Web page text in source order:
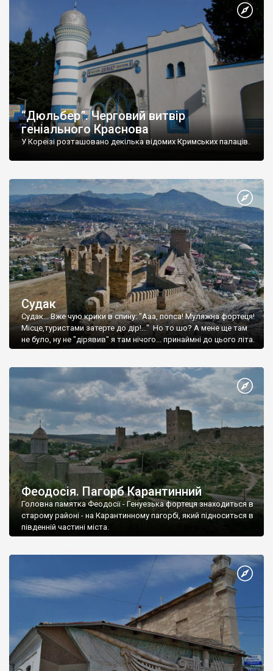
“Дюльбер”. Черговий витвір
геніального Краснова
У Кореїзі розташовано декілька відомих Кримських палаців.
Судак
Судак... Вже чую крики в спину: "Ааа, попса! Муляжна фортеця!
Місце,туристами затерте до дір!..." Но то шо? А мене ще там
не було, ну не "дірявив" я там нічого... принаймні до цього літа.
Феодосія. Пагорб Карантинний
Головна памятка Феодосії - Генуезька фортеця знаходиться в
старому районі - на Карантинному пагорбі, який підноситься в
південній частині міста.